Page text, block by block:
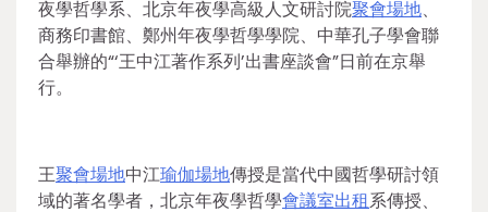
夜學哲學系、北京年夜學高級人文研討院聚會場地、
商務印書館、鄭州年夜學哲學學院、中華孔子學會聯
合舉辦的“‘王中江著作系列’出書座談會”日前在京舉
行。
王聚會場地中江瑜伽場地傳授是當代中國哲學研討領
域的著名學者，北京年夜學哲學會議室出租系傳授、